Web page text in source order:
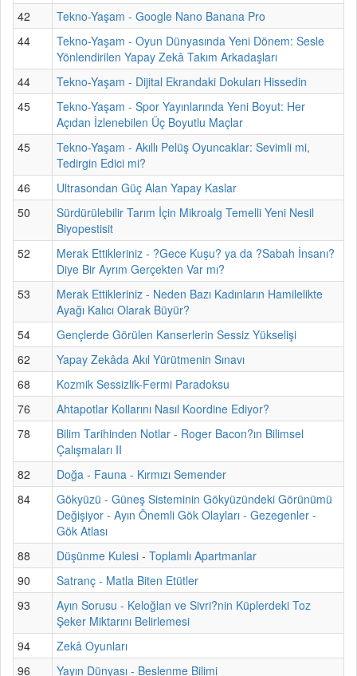
42
Tekno-Yaşam - Google Nano Banana Pro
44
Tekno-Yaşam - Oyun Dünyasında Yeni Dönem: Sesle
Yönlendirilen Yapay Zekâ Takım Arkadaşları
44
Tekno-Yaşam - Dijital Ekrandaki Dokuları Hissedin
45
Tekno-Yaşam - Spor Yayınlarında Yeni Boyut: Her
Açıdan İzlenebilen Üç Boyutlu Maçlar
45
Tekno-Yaşam - Akıllı Pelüş Oyuncaklar: Sevimli mi,
Tedirgin Edici mi?
46
Ultrasondan Güç Alan Yapay Kaslar
50
Sürdürülebilir Tarım İçin Mikroalg Temelli Yeni Nesil
Biyopestisit
52
Merak Ettikleriniz - ?Gece Kuşu? ya da ?Sabah İnsanı?
Diye Bir Ayrım Gerçekten Var mı?
53
Merak Ettikleriniz - Neden Bazı Kadınların Hamilelikte
Ayağı Kalıcı Olarak Büyür?
54
Gençlerde Görülen Kanserlerin Sessiz Yükselişi
62
Yapay Zekâda Akıl Yürütmenin Sınavı
68
Kozmik Sessizlik-Fermi Paradoksu
76
Ahtapotlar Kollarını Nasıl Koordine Ediyor?
78
Bilim Tarihinden Notlar - Roger Bacon?ın Bilimsel
Çalışmaları II
82
Doğa - Fauna - Kırmızı Semender
84
Gökyüzü - Güneş Sisteminin Gökyüzündeki Görünümü
Değişiyor - Ayın Önemli Gök Olayları - Gezegenler -
Gök Atlası
88
Düşünme Kulesi - Toplamlı Apartmanlar
90
Satranç - Matla Biten Etütler
93
Ayın Sorusu - Keloğlan ve Sivri?nin Küplerdeki Toz
Şeker Miktarını Belirlemesi
94
Zekâ Oyunları
96
Yayın Dünyası - Beslenme Bilimi